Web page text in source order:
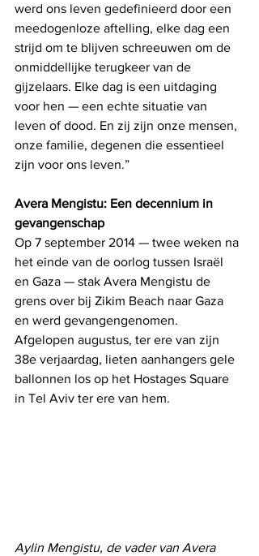
werd ons leven gedefinieerd door een
meedogenloze aftelling, elke dag een
strijd om te blijven schreeuwen om de
onmiddellijke terugkeer van de
gijzelaars. Elke dag is een uitdaging
voor hen — een echte situatie van
leven of dood. En zij zijn onze mensen,
onze familie, degenen die essentieel
zijn voor ons leven.”
Avera Mengistu: Een decennium in
gevangenschap
Op 7 september 2014 — twee weken na
het einde van de oorlog tussen Israël
en Gaza — stak Avera Mengistu de
grens over bij Zikim Beach naar Gaza
en werd gevangengenomen.
Afgelopen augustus, ter ere van zijn
38e verjaardag, lieten aanhangers gele
ballonnen los op het Hostages Square
in Tel Aviv ter ere van hem.
Aylin Mengistu, de vader van Avera